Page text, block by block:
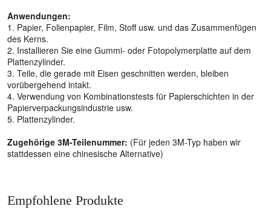
Anwendungen:
1. Papier, Folienpapier, Film, Stoff usw. und das Zusammenfügen
des Kerns.
2. Installieren Sie eine Gummi- oder Fotopolymerplatte auf dem
Plattenzylinder.
3. Teile, die gerade mit Eisen geschnitten werden, bleiben
vorübergehend intakt.
4. Verwendung von Kombinationstests für Papierschichten in der
Papierverpackungsindustrie usw.
5. Plattenzylinder.
Zugehörige 3M-Teilenummer: (Für jeden 3M-Typ haben wir
stattdessen eine chinesische Alternative)
Empfohlene Produkte